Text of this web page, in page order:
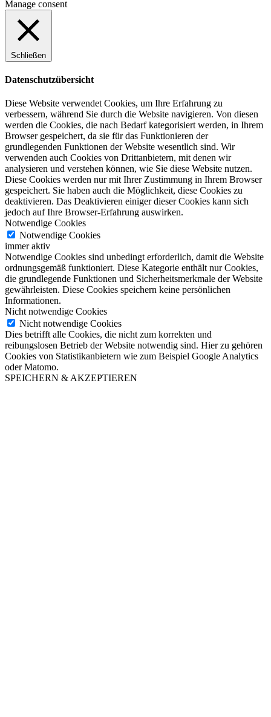
Manage consent
Schließen
Datenschutzübersicht
Diese Website verwendet Cookies, um Ihre Erfahrung zu
verbessern, während Sie durch die Website navigieren. Von diesen
werden die Cookies, die nach Bedarf kategorisiert werden, in Ihrem
Browser gespeichert, da sie für das Funktionieren der
grundlegenden Funktionen der Website wesentlich sind. Wir
verwenden auch Cookies von Drittanbietern, mit denen wir
analysieren und verstehen können, wie Sie diese Website nutzen.
Diese Cookies werden nur mit Ihrer Zustimmung in Ihrem Browser
gespeichert. Sie haben auch die Möglichkeit, diese Cookies zu
deaktivieren. Das Deaktivieren einiger dieser Cookies kann sich
jedoch auf Ihre Browser-Erfahrung auswirken.
Notwendige Cookies
Notwendige Cookies
immer aktiv
Notwendige Cookies sind unbedingt erforderlich, damit die Website
ordnungsgemäß funktioniert. Diese Kategorie enthält nur Cookies,
die grundlegende Funktionen und Sicherheitsmerkmale der Website
gewährleisten. Diese Cookies speichern keine persönlichen
Informationen.
Nicht notwendige Cookies
Nicht notwendige Cookies
Dies betrifft alle Cookies, die nicht zum korrekten und
reibungslosen Betrieb der Website notwendig sind. Hier zu gehören
Cookies von Statistikanbietern wie zum Beispiel Google Analytics
oder Matomo.
SPEICHERN & AKZEPTIEREN